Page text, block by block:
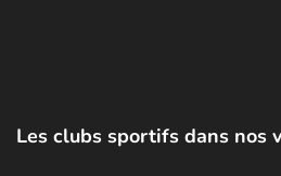
Les clubs sportifs dans nos